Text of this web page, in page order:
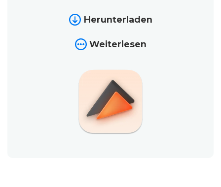
Herunterladen
Weiterlesen